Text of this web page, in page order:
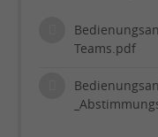
Teams.pdf